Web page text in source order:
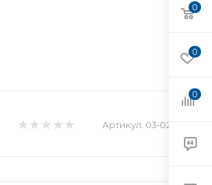
Артикул: 03-02-002
0
0
0